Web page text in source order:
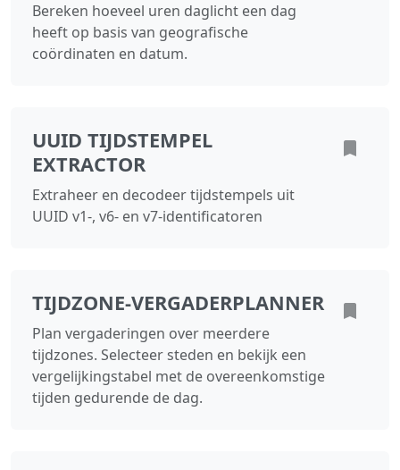
Bereken hoeveel uren daglicht een dag
heeft op basis van geografische
coördinaten en datum.
UUID TIJDSTEMPEL
EXTRACTOR
Extraheer en decodeer tijdstempels uit
UUID v1-, v6- en v7-identificatoren
TIJDZONE‑VERGADERPLANNER
Plan vergaderingen over meerdere
tijdzones. Selecteer steden en bekijk een
vergelijkingstabel met de overeenkomstige
tijden gedurende de dag.